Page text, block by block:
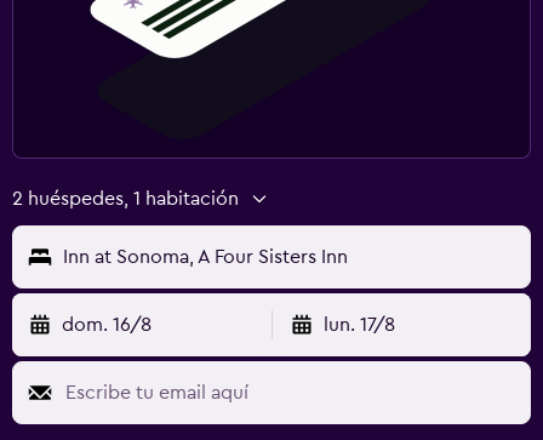
2 huéspedes, 1 habitación
Inn at Sonoma, A Four Sisters Inn
dom. 16/8 lun. 17/8